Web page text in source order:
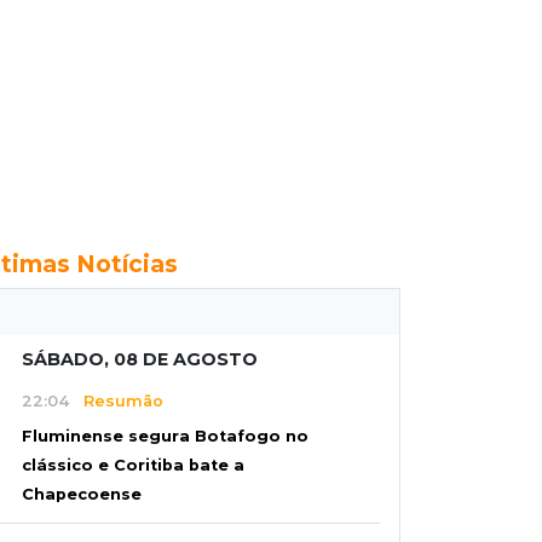
Notícias
SÁBADO, 08 DE AGOSTO
22:04 Resumão
Fluminense segura Botafogo no
clássico e Coritiba bate a
Chapecoense